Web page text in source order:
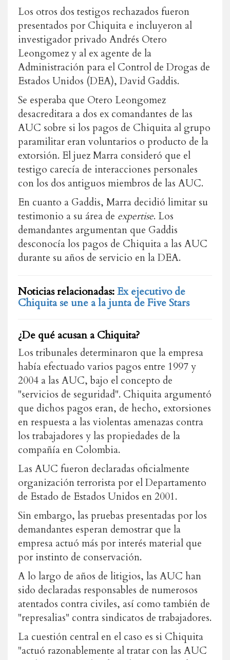
Los otros dos testigos rechazados fueron
presentados por Chiquita e incluyeron al
investigador privado Andrés Otero
Leongomez y al ex agente de la
Administración para el Control de Drogas de
Estados Unidos (DEA), David Gaddis.
Se esperaba que Otero Leongomez
desacreditara a dos ex comandantes de las
AUC sobre si los pagos de Chiquita al grupo
paramilitar eran voluntarios o producto de la
extorsión. El juez Marra consideró que el
testigo carecía de interacciones personales
con los dos antiguos miembros de las AUC.
En cuanto a Gaddis, Marra decidió limitar su
testimonio a su área de expertise. Los
demandantes argumentan que Gaddis
desconocía los pagos de Chiquita a las AUC
durante su años de servicio en la DEA.
Noticias relacionadas:Ex ejecutivo de
Chiquita se une a la junta de Five Stars
¿De qué acusan a Chiquita?
Los tribunales determinaron que la empresa
había efectuado varios pagos entre 1997 y
2004 a las AUC, bajo el concepto de
"servicios de seguridad". Chiquita argumentó
que dichos pagos eran, de hecho, extorsiones
en respuesta a las violentas amenazas contra
los trabajadores y las propiedades de la
compañía en Colombia.
Las AUC fueron declaradas oficialmente
organización terrorista por el Departamento
de Estado de Estados Unidos en 2001.
Sin embargo, las pruebas presentadas por los
demandantes esperan demostrar que la
empresa actuó más por interés material que
por instinto de conservación.
A lo largo de años de litigios, las AUC han
sido declaradas responsables de numerosos
atentados contra civiles, así como también de
"represalias" contra sindicatos de trabajadores.
La cuestión central en el caso es si Chiquita
"actuó razonablemente al tratar con las AUC